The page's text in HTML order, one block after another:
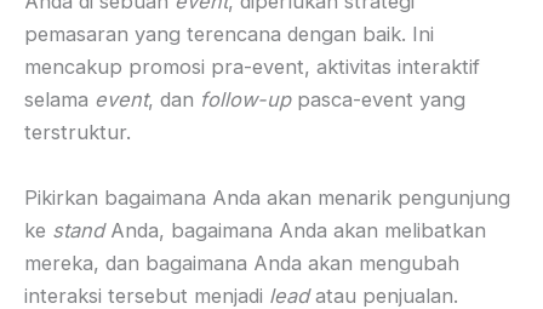
pemasaran yang terencana dengan baik. Ini
mencakup promosi pra-event, aktivitas interaktif
selama event, dan follow-uppasca-event yang
terstruktur.
Pikirkan bagaimana Anda akan menarik pengunjung
ke standAnda, bagaimana Anda akan melibatkan
mereka, dan bagaimana Anda akan mengubah
interaksi tersebut menjadi leadatau penjualan.